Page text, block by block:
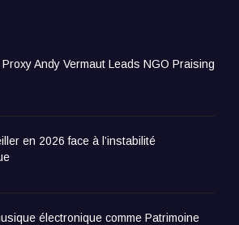
Andy Vermaut Leads NGO Praising
en 2026 face à l’instabilité
électronique comme Patrimoine